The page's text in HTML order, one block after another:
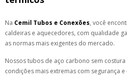
Na Cemil Tubos e Conexões, você
caldeiras e aquecedores, com qualidade
as normas mais exigentes do mercado.
Nossos tubos de aço carbono sem
condições mais extremas com segurança